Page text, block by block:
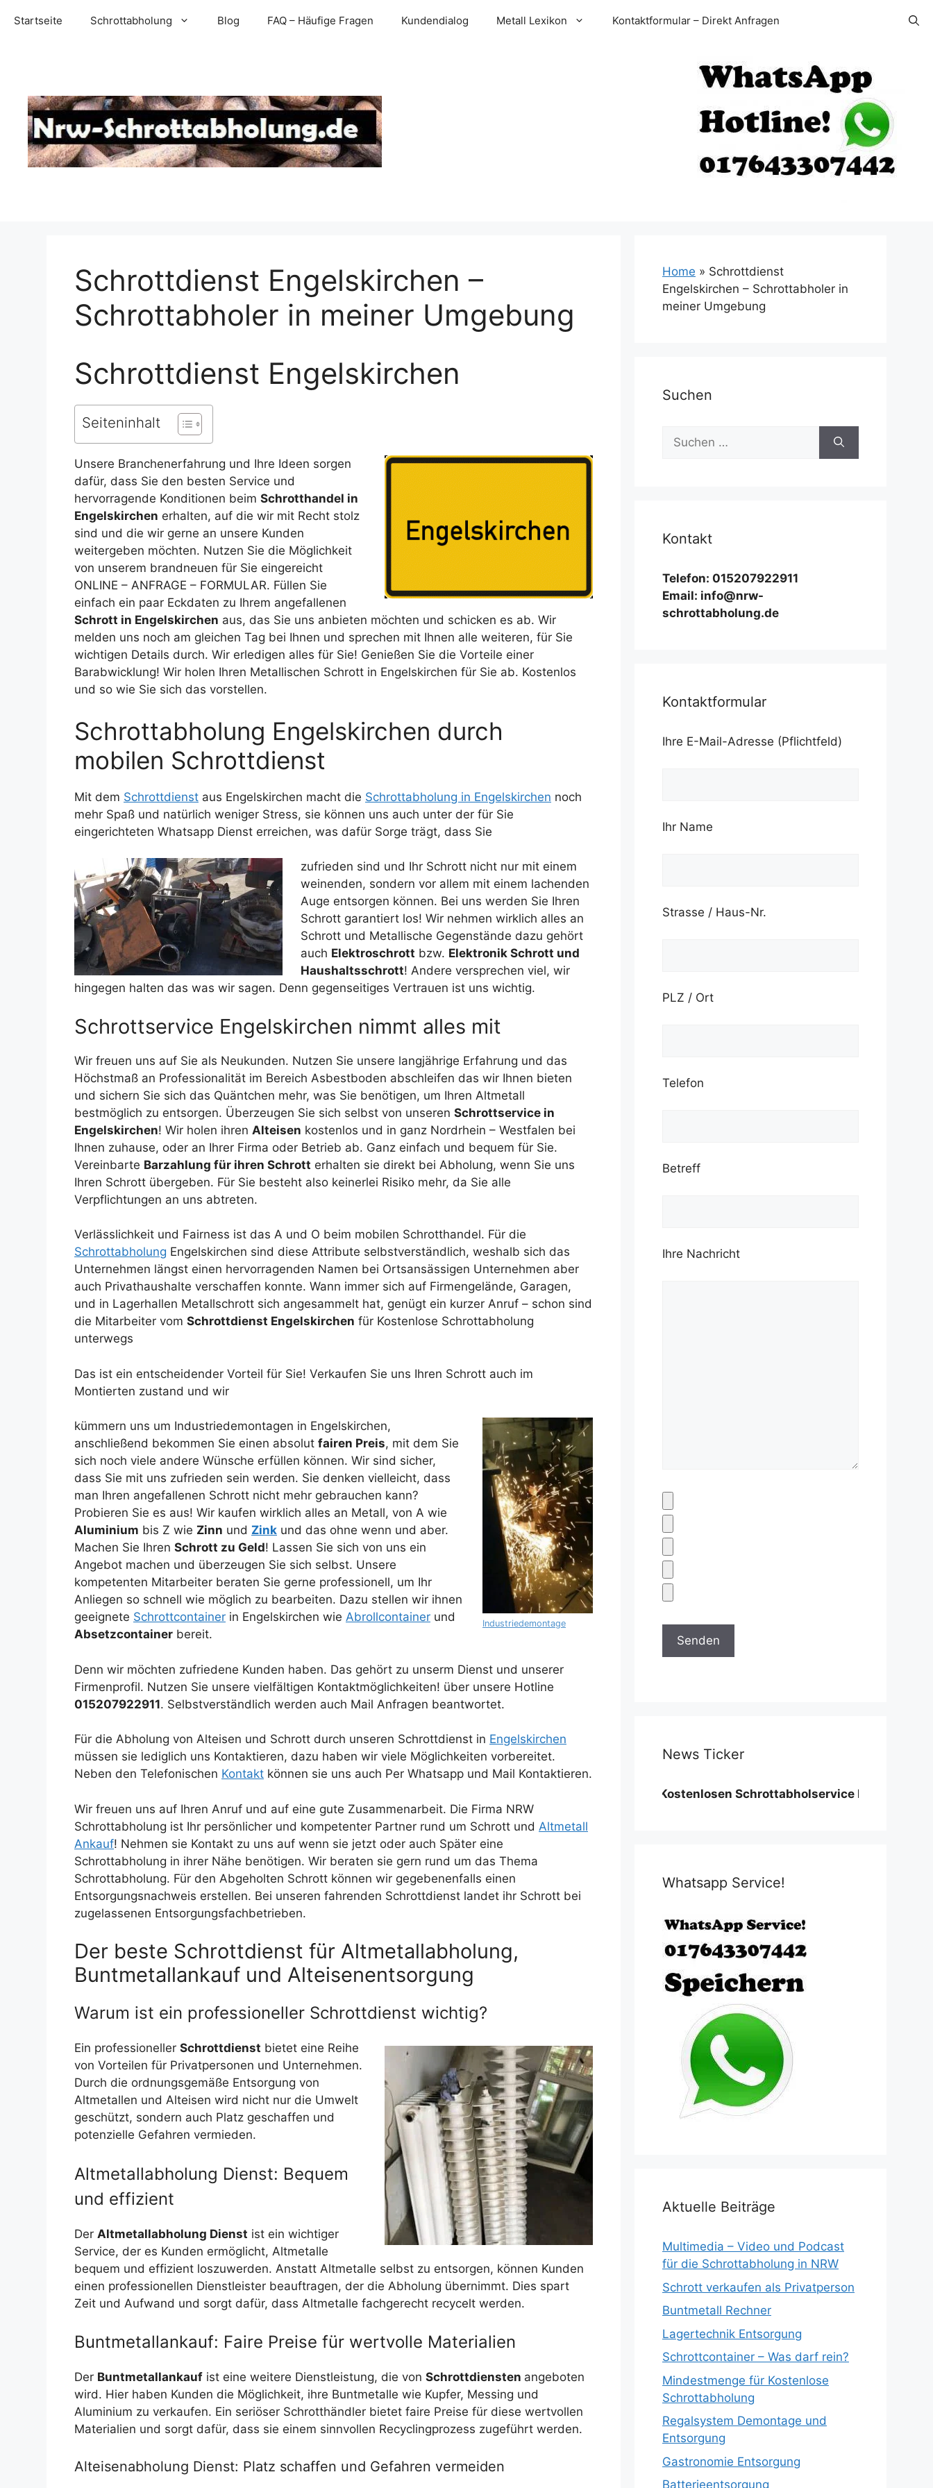
InhaltStartseite Schrottabholung Blog FAQ – Häufige Fragen Kundendialog Metall Lexikon Kontaktformular – Direkt Anfragen
Schrottdienst Engelskirchen –
Schrottabholer in meiner Umgebung
Schrottdienst Engelskirchen
Seiteninhalt
Unsere Branchenerfahrung und Ihre Ideen sorgen
dafür, dass Sie den besten Service und
hervorragende Konditionen beim Schrotthandel in
Engelskirchen erhalten, auf die wir mit Recht stolz
sind und die wir gerne an unsere Kunden
weitergeben möchten. Nutzen Sie die Möglichkeit
von unserem brandneuen für Sie eingereicht
ONLINE – ANFRAGE – FORMULAR. Füllen Sie
einfach ein paar Eckdaten zu Ihrem angefallenen
Schrott in Engelskirchen aus, das Sie uns anbieten möchten und schicken es ab. Wir
melden uns noch am gleichen Tag bei Ihnen und sprechen mit Ihnen alle weiteren, für Sie
wichtigen Details durch. Wir erledigen alles für Sie! Genießen Sie die Vorteile einer
Barabwicklung! Wir holen Ihren Metallischen Schrott in Engelskirchen für Sie ab. Kostenlos
und so wie Sie sich das vorstellen.
Schrottabholung Engelskirchen durch
mobilen Schrottdienst
Mit dem Schrottdienst aus Engelskirchen macht die Schrottabholung in Engelskirchen noch
mehr Spaß und natürlich weniger Stress, sie können uns auch unter der für Sie
eingerichteten Whatsapp Dienst erreichen, was dafür Sorge trägt, dass Sie
zufrieden sind und Ihr Schrott nicht nur mit einem
weinenden, sondern vor allem mit einem lachenden
Auge entsorgen können. Bei uns werden Sie Ihren
Schrott garantiert los! Wir nehmen wirklich alles an
Schrott und Metallische Gegenstände dazu gehört
auch Elektroschrott bzw. Elektronik Schrott und
Haushaltsschrott! Andere versprechen viel, wir
hingegen halten das was wir sagen. Denn gegenseitiges Vertrauen ist uns wichtig.
Schrottservice Engelskirchen nimmt alles mit
Wir freuen uns auf Sie als Neukunden. Nutzen Sie unsere langjährige Erfahrung und das
Höchstmaß an Professionalität im Bereich Asbestboden abschleifen das wir Ihnen bieten
und sichern Sie sich das Quäntchen mehr, was Sie benötigen, um Ihren Altmetall
bestmöglich zu entsorgen. Überzeugen Sie sich selbst von unseren Schrottservice in
Engelskirchen! Wir holen ihren Alteisen kostenlos und in ganz Nordrhein – Westfalen bei
Ihnen zuhause, oder an Ihrer Firma oder Betrieb ab. Ganz einfach und bequem für Sie.
Vereinbarte Barzahlung für ihren Schrott erhalten sie direkt bei Abholung, wenn Sie uns
Ihren Schrott übergeben. Für Sie besteht also keinerlei Risiko mehr, da Sie alle
Verpflichtungen an uns abtreten.
Verlässlichkeit und Fairness ist das A und O beim mobilen Schrotthandel. Für die
Schrottabholung Engelskirchen sind diese Attribute selbstverständlich, weshalb sich das
Unternehmen längst einen hervorragenden Namen bei Ortsansässigen Unternehmen aber
auch Privathaushalte verschaffen konnte. Wann immer sich auf Firmengelände, Garagen,
und in Lagerhallen Metallschrott sich angesammelt hat, genügt ein kurzer Anruf – schon sind
die Mitarbeiter vom Schrottdienst Engelskirchen für Kostenlose Schrottabholung
unterwegs
Das ist ein entscheidender Vorteil für Sie! Verkaufen Sie uns Ihren Schrott auch im
Montierten zustand und wir
Industriedemontage
kümmern uns um Industriedemontagen in Engelskirchen,
anschließend bekommen Sie einen absolut fairen Preis, mit dem Sie
sich noch viele andere Wünsche erfüllen können. Wir sind sicher,
dass Sie mit uns zufrieden sein werden. Sie denken vielleicht, dass
man Ihren angefallenen Schrott nicht mehr gebrauchen kann?
Probieren Sie es aus! Wir kaufen wirklich alles an Metall, von A wie
Aluminium bis Z wie Zinn und Zink und das ohne wenn und aber.
Machen Sie Ihren Schrott zu Geld! Lassen Sie sich von uns ein
Angebot machen und überzeugen Sie sich selbst. Unsere
kompetenten Mitarbeiter beraten Sie gerne professionell, um Ihr
Anliegen so schnell wie möglich zu bearbeiten. Dazu stellen wir ihnen
geeignete Schrottcontainer in Engelskirchen wie Abrollcontainer und
Absetzcontainer bereit.
Denn wir möchten zufriedene Kunden haben. Das gehört zu unserm Dienst und unserer
Firmenprofil. Nutzen Sie unsere vielfältigen Kontaktmöglichkeiten! über unsere Hotline
015207922911. Selbstverständlich werden auch Mail Anfragen beantwortet.
Für die Abholung von Alteisen und Schrott durch unseren Schrottdienst in Engelskirchen
müssen sie lediglich uns Kontaktieren, dazu haben wir viele Möglichkeiten vorbereitet.
Neben den Telefonischen Kontakt können sie uns auch Per Whatsapp und Mail Kontaktieren.
Wir freuen uns auf Ihren Anruf und auf eine gute Zusammenarbeit. Die Firma NRW
Schrottabholung ist Ihr persönlicher und kompetenter Partner rund um Schrott und Altmetall
Ankauf! Nehmen sie Kontakt zu uns auf wenn sie jetzt oder auch Später eine
Schrottabholung in ihrer Nähe benötigen. Wir beraten sie gern rund um das Thema
Schrottabholung. Für den Abgeholten Schrott können wir gegebenenfalls einen
Entsorgungsnachweis erstellen. Bei unseren fahrenden Schrottdienst landet ihr Schrott bei
zugelassenen Entsorgungsfachbetrieben.
Der beste Schrottdienst für Altmetallabholung,
Buntmetallankauf und Alteisenentsorgung
Warum ist ein professioneller Schrottdienst wichtig?
Ein professioneller Schrottdienst bietet eine Reihe
von Vorteilen für Privatpersonen und Unternehmen.
Durch die ordnungsgemäße Entsorgung von
Altmetallen und Alteisen wird nicht nur die Umwelt
geschützt, sondern auch Platz geschaffen und
potenzielle Gefahren vermieden.
Altmetallabholung Dienst: Bequem
und effizient
Der Altmetallabholung Dienst ist ein wichtiger
Service, der es Kunden ermöglicht, Altmetalle
bequem und effizient loszuwerden. Anstatt Altmetalle selbst zu entsorgen, können Kunden
einen professionellen Dienstleister beauftragen, der die Abholung übernimmt. Dies spart
Zeit und Aufwand und sorgt dafür, dass Altmetalle fachgerecht recycelt werden.
Buntmetallankauf: Faire Preise für wertvolle Materialien
Der Buntmetallankauf ist eine weitere Dienstleistung, die von Schrottdiensten angeboten
wird. Hier haben Kunden die Möglichkeit, ihre Buntmetalle wie Kupfer, Messing und
Aluminium zu verkaufen. Ein seriöser Schrotthändler bietet faire Preise für diese wertvollen
Materialien und sorgt dafür, dass sie einem sinnvollen Recyclingprozess zugeführt werden.
Alteisenabholung Dienst: Platz schaffen und Gefahren vermeiden
Home » Schrottdienst
Engelskirchen – Schrottabholer in
meiner Umgebung
Suchen
Suchen
nach:
Kontakt
Telefon: 015207922911
Email: info@nrw-
schrottabholung.de
Kontaktformular
Ihre E-Mail-Adresse (Pflichtfeld)
Ihr Name
Strasse / Haus-Nr.
PLZ / Ort
Telefon
Betreff
Ihre Nachricht
News Ticker
Für unseren Kostenlosen Schrottabholservice benötigen wir
Whatsapp Service!
Aktuelle Beiträge
Multimedia – Video und Podcast
für die Schrottabholung in NRW
Schrott verkaufen als Privatperson
Buntmetall Rechner
Lagertechnik Entsorgung
Schrottcontainer – Was darf rein?
Mindestmenge für Kostenlose
Schrottabholung
Regalsystem Demontage und
Entsorgung
Gastronomie Entsorgung
Batterieentsorgung